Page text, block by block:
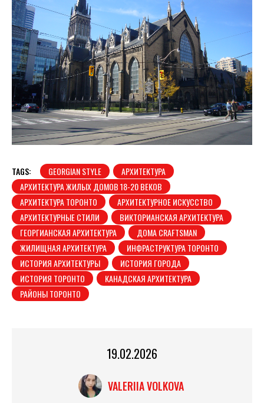
TAGS: GEORGIAN STYLE
АРХИТЕКТУРА
АРХИТЕКТУРА ЖИЛЫХ ДОМОВ 18-20 ВЕКОВ
АРХИТЕКТУРА ТОРОНТО
АРХИТЕКТУРНОЕ ИСКУССТВО
АРХИТЕКТУРНЫЕ СТИЛИ
ВИКТОРИАНСКАЯ АРХИТЕКТУРА
ГЕОРГИАНСКАЯ АРХИТЕКТУРА
ДОМА CRAFTSMAN
ЖИЛИЩНАЯ АРХИТЕКТУРА
ИНФРАСТРУКТУРА ТОРОНТО
ИСТОРИЯ АРХИТЕКТУРЫ
ИСТОРИЯ ГОРОДА
ИСТОРИЯ ТОРОНТО
КАНАДСКАЯ АРХИТЕКТУРА
РАЙОНЫ ТОРОНТО
19.02.2026
VALERIIA VOLKOVA